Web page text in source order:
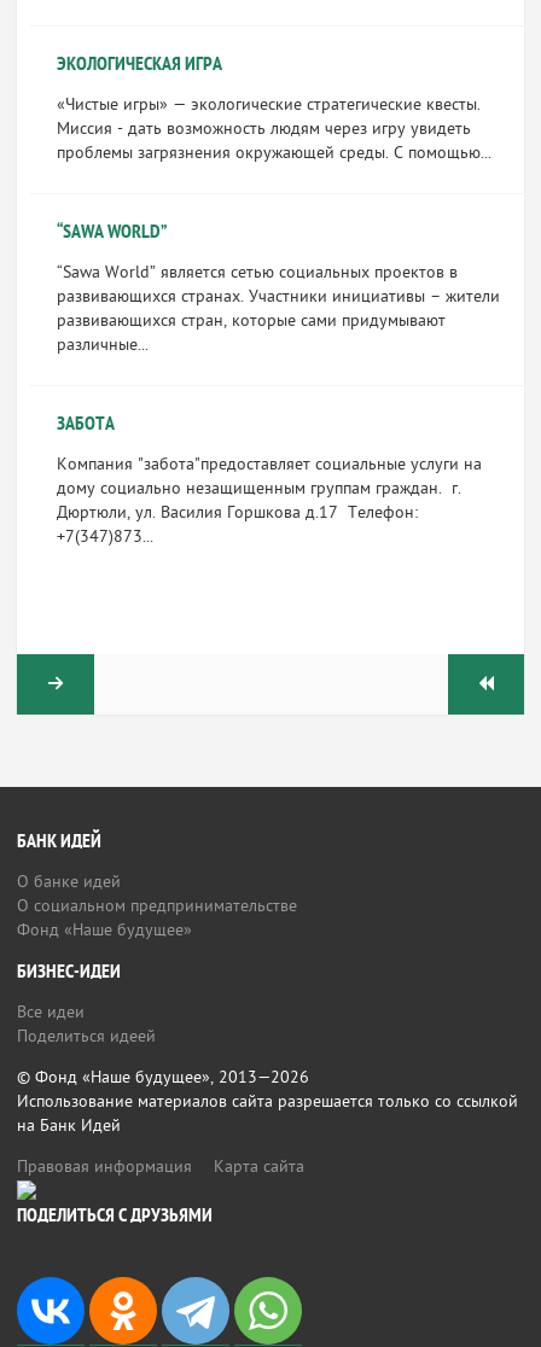
ЭКОЛОГИЧЕСКАЯ ИГРА
«Чистые игры» — экологические стратегические квесты.
Миссия - дать возможность людям через игру увидеть
проблемы загрязнения окружающей среды. С помощью...
“SAWA WORLD”
“Sawa World” является сетью социальных проектов в
развивающихся странах. Участники инициативы – жители
развивающихся стран, которые сами придумывают
различные...
ЗАБОТА
Компания "забота"предоставляет социальные услуги на
дому социально незащищенным группам граждан. г.
Дюртюли, ул. Василия Горшкова д.17 Телефон:
+7(347)873...
БАНК ИДЕЙ
О банке идей
О социальном предпринимательстве
Фонд «Наше будущее»
БИЗНЕС-ИДЕИ
Все идеи
Поделиться идеей
© Фонд «Наше будущее», 2013—2026
Использование материалов сайта разрешается только со ссылкой
на Банк Идей
Правовая информация
Карта сайта
ПОДЕЛИТЬСЯ С ДРУЗЬЯМИ